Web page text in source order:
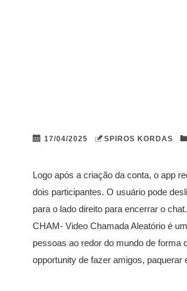
17/04/2025 SPIROS KORDAS
Logo após a criação da conta, o app
dois participantes. O usuário pode
para o lado direito para encerrar o
CHAM- Video Chamada Aleatório é
pessoas ao redor do mundo de forma
opportunity de fazer amigos,